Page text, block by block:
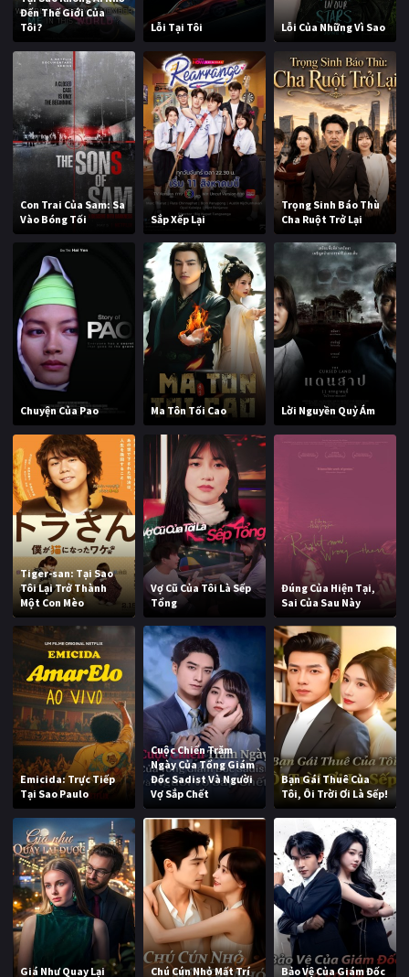
Đến Thế Giới Của
Tôi?
Lỗi Tại Tôi Lỗi Của Những Vì Sao
Con Trai Của Sam: Sa
Vào Bóng Tối
Sắp Xếp Lại
Trọng Sinh Báo Thù
Cha Ruột Trở Lại
Chuyện Của Pao Ma Tôn Tối Cao Lời Nguyền Quỷ Ám
Tiger-san: Tại Sao
Tôi Lại Trở Thành
Một Con Mèo
Vợ Cũ Của Tôi Là Sếp
Tổng
Đúng Của Hiện Tại,
Sai Của Sau Này
Emicida: Trực Tiếp
Tại Sao Paulo
Cuộc Chiến Trăm
Ngày Của Tổng Giám
Đốc Sadist Và Người
Vợ Sắp Chết
Bạn Gái Thuê Của
Tôi, Ôi Trời Ơi Là Sếp!
Giá Như Quay Lại Chú Cún Nhỏ Mất Trí Bảo Vệ Của Giám Đốc